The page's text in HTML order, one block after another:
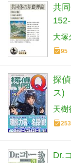
共
大塚
95
探
ス)
天樹
253
Dr.